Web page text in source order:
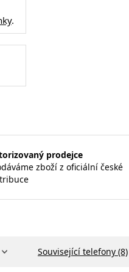
.
prodejce
zboží z oficiální české
Související telefony (8)